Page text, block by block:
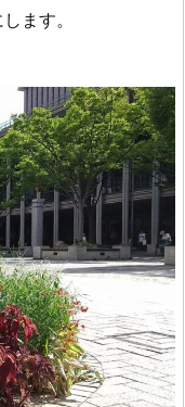
ます。